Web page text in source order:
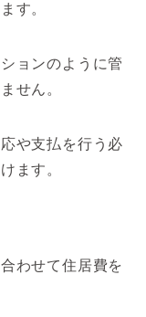
す。
ョンのように管
せん。
や支払を行う必
ます。
わせて住居費を